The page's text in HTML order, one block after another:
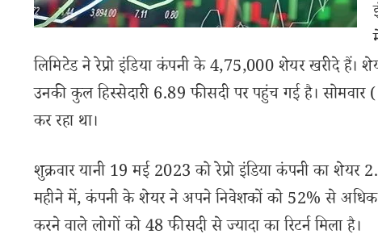
लिमिटेड ने रेप्रो इंडिया कंपनी के 4,75,000 शेयर खरीदे हैं।
उनकी कुल हिस्सेदारी 6.89 फीसदी पर पहुंच गई है।
कर रहा था।
शुक्रवार यानी 19 मई 2023 को रेप्रो इंडिया कंपनी का
महीने में, कंपनी के शेयर ने अपने निवेशकों को 52% से अधिक
करने वाले लोगों को 48 फीसदी से ज्यादा का रिटर्न मिला है।